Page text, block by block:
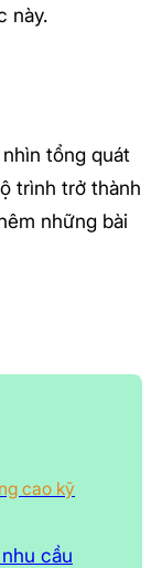
này.
tổng quát
trình trở thành
những bài
cao kỹ
cầu